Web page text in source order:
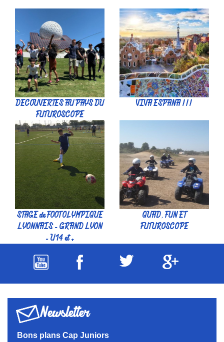
DECOUVERTES AU PAYS DU
FUTUROSCOPE
VIVA ESPANA !!!
STAGE de FOOT OLYMPIQUE
LYONNAIS - GRAND LYON
- U14 et +
QUAD, FUN ET
FUTUROSCOPE
Newsletter
Bons plans Cap Juniors